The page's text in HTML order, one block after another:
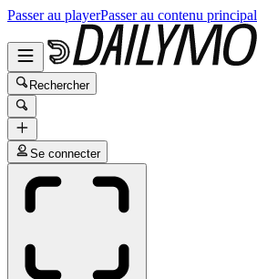
Passer au playerPasser au contenu principal
Rechercher
Se connecter